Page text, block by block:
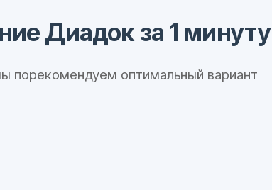
Диадок за 1 минуту
порекомендуем оптимальный вариант